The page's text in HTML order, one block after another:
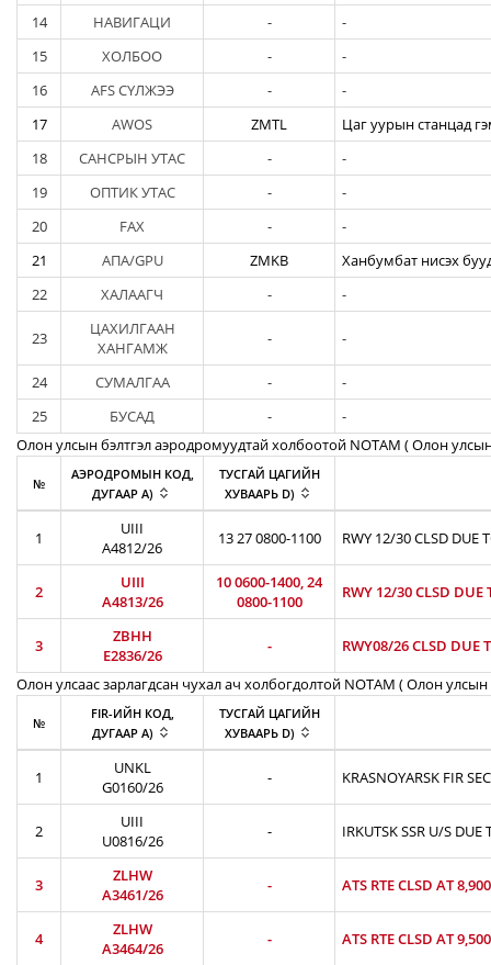
14 НАВИГАЦИ -
-
15
ХОЛБОО -
-
16
AFS СҮЛЖЭЭ -
-
17
AWOS ZMTL
Цаг уурын станцад
18
САНСРЫН УТАС -
-
19
ОПТИК УТАС -
-
20
FAX -
-
21
АПА/GPU ZMKB
Ханбумбат нисэх
22
ХАЛААГЧ - -
23
ЦАХИЛГААН
ХАНГАМЖ
- -
24 СУМАЛГАА -
-
25
БУСАД -
-
Олон улсын бэлтгэл аэродромуудтай холбоотой NOTAM ( Oлон
№
АЭРОДРОМЫН КОД,
ДУГААР A)
ТУСГАЙ ЦАГИЙН
ХУВААРЬ D)
1
UIII
A4812/26
13 27 0800-1100 RWY 12/30 CLSD DUE
2
UIII
A4813/26
10 0600-1400, 24
0800-1100
RWY 12/30 CLSD DUE
3
ZBHH
E2836/26
-
RWY08/26 CLSD DUE
Олон улсаас зарлагдсан чухал ач холбогдолтой NOTAM ( Олон улсын
№
FIR-ИЙН КОД,
ДУГААР A)
ТУСГАЙ ЦАГИЙН
ХУВААРЬ D)
1
UNKL
G0160/26
- KRASNOYARSK FIR
2
UIII
U0816/26
- IRKUTSK SSR U/S DUE
3
ZLHW
A3461/26
- ATS RTE CLSD AT
4
ZLHW
A3464/26
- ATS RTE CLSD AT